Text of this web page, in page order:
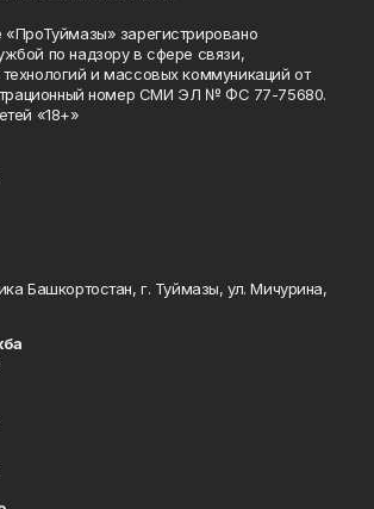
«ПроТуймазы» зарегистрировано
по надзору в сфере связи,
и массовых коммуникаций от
номер СМИ ЭЛ № ФС 77-75680.
«18+»
Башкортостан, г. Туймазы, ул. Мичурина,